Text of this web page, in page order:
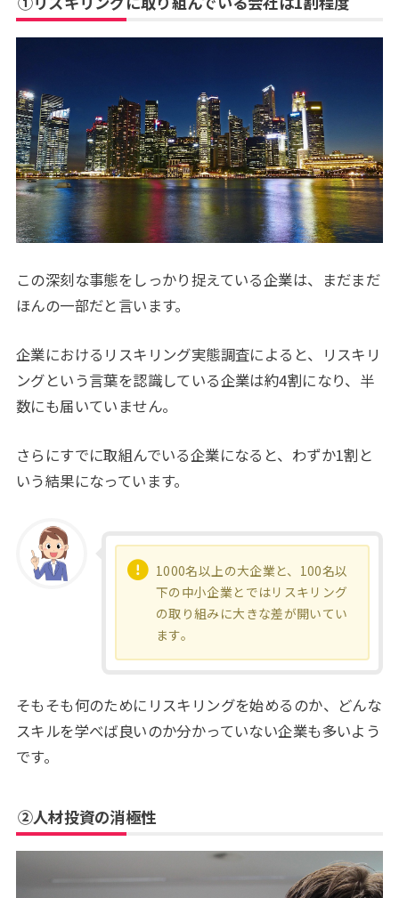
この深刻な事態をしっかり捉えている企業は、まだまだ
ほんの一部だと言います。
企業におけるリスキリング実態調査によると、リスキリ
ングという言葉を認識している企業は約4割になり、半
数にも届いていません。
さらにすでに取組んでいる企業になると、わずか1割と
いう結果になっています。
1000名以上の大企業と、100名以
下の中小企業とではリスキリング
の取り組みに大きな差が開いてい
ます。
そもそも何のためにリスキリングを始めるのか、どんな
スキルを学べば良いのか分かっていない企業も多いよう
です。
②人材投資の消極性